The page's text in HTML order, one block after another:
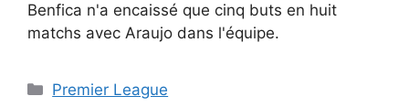
Benfica n'a encaissé que cinq buts en huit
matchs avec Araujo dans l'équipe.
Catégories
Premier League